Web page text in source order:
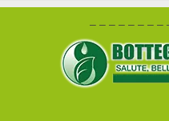
– – – – – – – –